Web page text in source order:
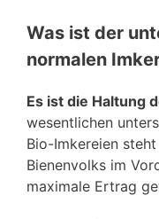
Was ist der
normalen
Es ist die Haltung
wesentlichen
Bio-Imkereien
Bienenvolks im
maximale Ertrag